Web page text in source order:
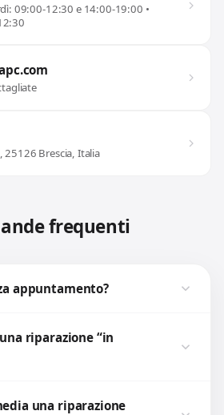
09:00-12:30 e 14:00-19:00 •
25126 Brescia, Italia
frequenti
appuntamento?
riparazione “in
una riparazione